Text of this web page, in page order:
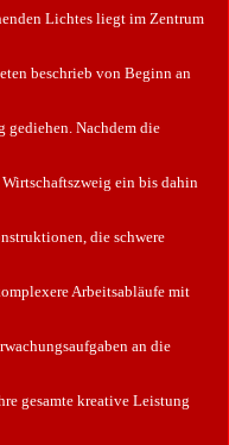
Lichtes liegt im Zentrum
beschrieb von Beginn an
gediehen. Nachdem die
ein bis dahin
die schwere
Arbeitsabläufe mit
an die
gesamte kreative Leistung